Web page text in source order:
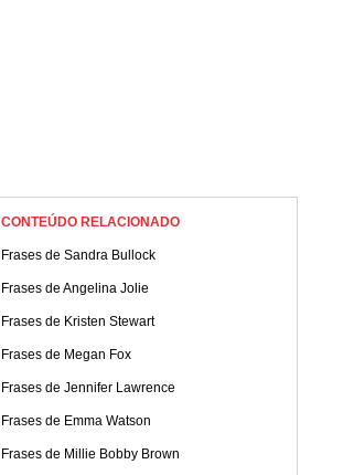
CONTEÚDO RELACIONADO
Frases de Sandra Bullock
Frases de Angelina Jolie
Frases de Kristen Stewart
Frases de Megan Fox
Frases de Jennifer Lawrence
Frases de Emma Watson
Frases de Millie Bobby Brown